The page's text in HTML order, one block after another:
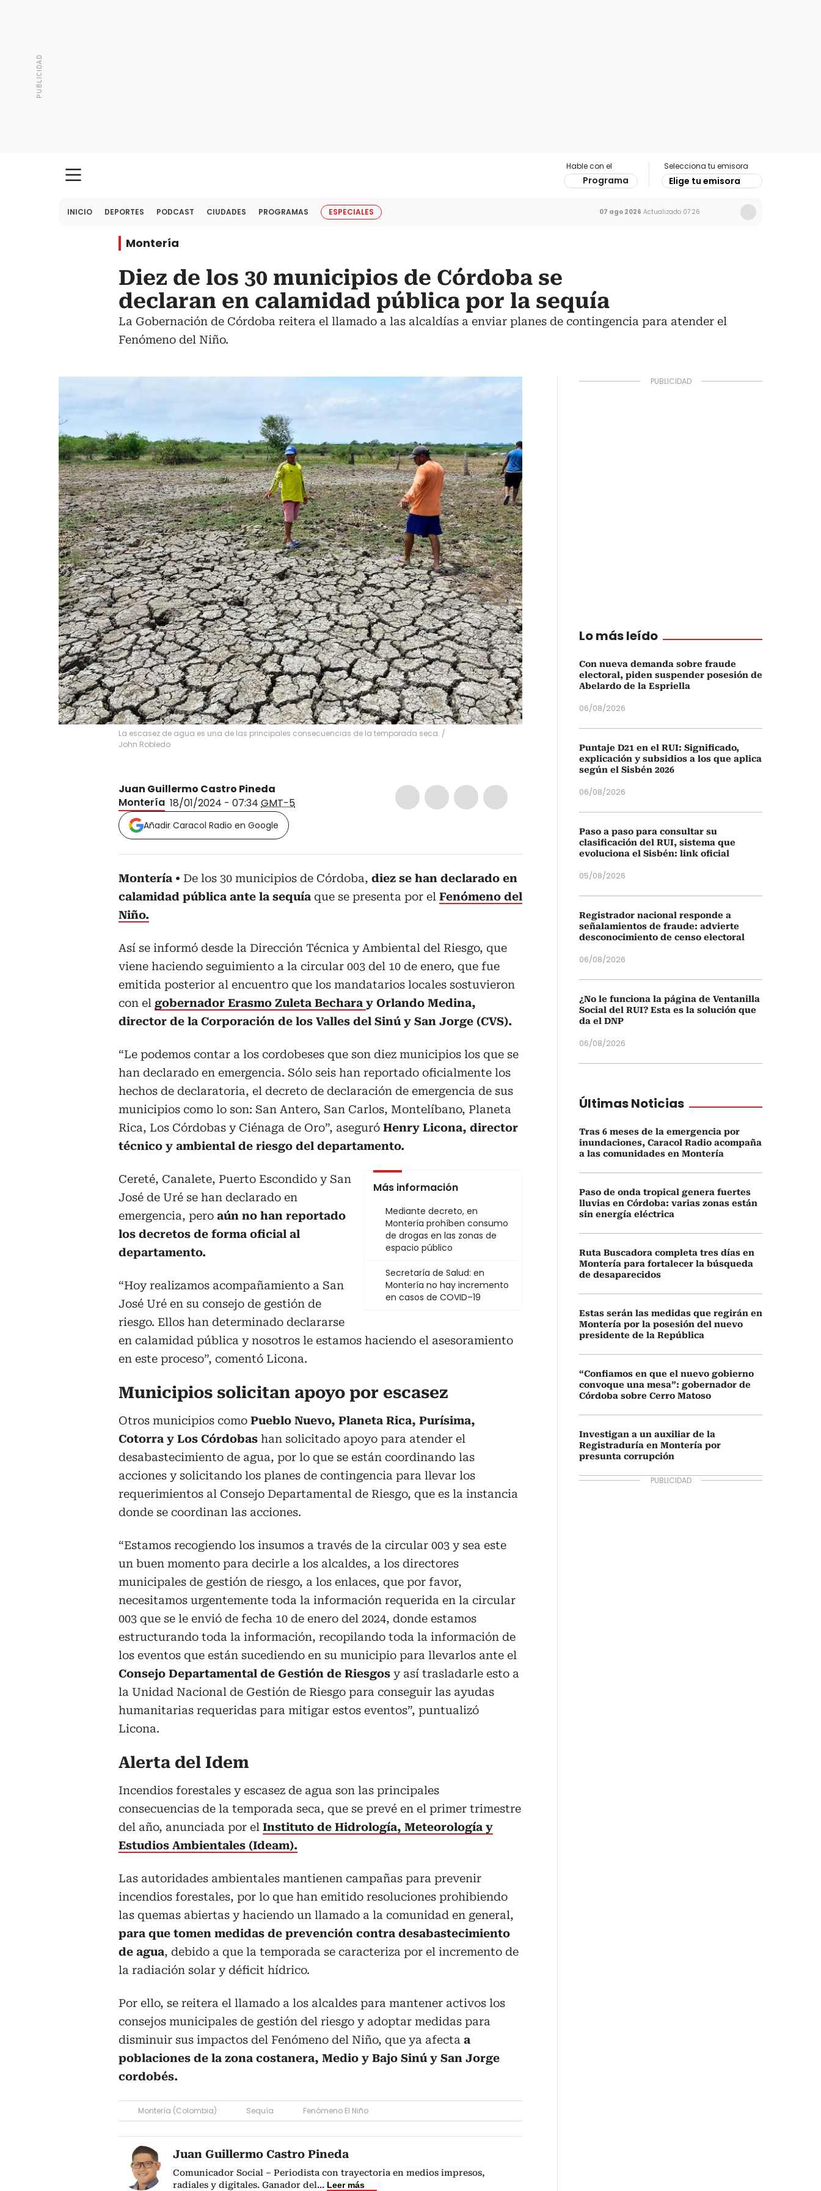
Hable con el
Programa
Selecciona tu emisora
Elige tu emisora
INICIO DEPORTES PODCAST CIUDADES PROGRAMAS ESPECIALES 07 ago 2026 Actualizado 07:26
Montería
Diez de los 30 municipios de Córdoba se
declaran en calamidad pública por la sequía
La Gobernación de Córdoba reitera el llamado a las alcaldías a enviar planes de contingencia para atender el
Fenómeno del Niño.
La escasez de agua es una de las principales consecuencias de la temporada seca. /
John Robledo
Juan Guillermo Castro Pineda
Montería 18/01/2024 - 07:34 GMT-5
Añadir Caracol Radio en Google
Montería De los 30 municipios de Córdoba, diez se han declarado en
calamidad pública ante la sequía que se presenta por el Fenómeno del
Niño.
Así se informó desde la Dirección Técnica y Ambiental del Riesgo, que
viene haciendo seguimiento a la circular 003 del 10 de enero, que fue
emitida posterior al encuentro que los mandatarios locales sostuvieron
con el gobernador Erasmo Zuleta Bechara y Orlando Medina,
director de la Corporación de los Valles del Sinú y San Jorge (CVS).
“Le podemos contar a los cordobeses que son diez municipios los que se
han declarado en emergencia. Sólo seis han reportado oficialmente los
hechos de declaratoria, el decreto de declaración de emergencia de sus
municipios como lo son: San Antero, San Carlos, Montelíbano, Planeta
Rica, Los Córdobas y Ciénaga de Oro”, aseguró Henry Licona, director
técnico y ambiental de riesgo del departamento.
Más información
Mediante decreto, en
Montería prohíben consumo
de drogas en las zonas de
espacio público
Secretaría de Salud: en
Montería no hay incremento
en casos de COVID–19
Cereté, Canalete, Puerto Escondido y San
José de Uré se han declarado en
emergencia, pero aún no han reportado
los decretos de forma oficial al
departamento.
“Hoy realizamos acompañamiento a San
José Uré en su consejo de gestión de
riesgo. Ellos han determinado declararse
en calamidad pública y nosotros le estamos haciendo el asesoramiento
en este proceso”, comentó Licona.
Municipios solicitan apoyo por escasez
Otros municipios como Pueblo Nuevo, Planeta Rica, Purísima,
Cotorra y Los Córdobas han solicitado apoyo para atender el
desabastecimiento de agua, por lo que se están coordinando las
acciones y solicitando los planes de contingencia para llevar los
requerimientos al Consejo Departamental de Riesgo, que es la instancia
donde se coordinan las acciones.
“Estamos recogiendo los insumos a través de la circular 003 y sea este
un buen momento para decirle a los alcaldes, a los directores
municipales de gestión de riesgo, a los enlaces, que por favor,
necesitamos urgentemente toda la información requerida en la circular
003 que se le envió de fecha 10 de enero del 2024, donde estamos
estructurando toda la información, recopilando toda la información de
los eventos que están sucediendo en su municipio para llevarlos ante el
Consejo Departamental de Gestión de Riesgos y así trasladarle esto a
la Unidad Nacional de Gestión de Riesgo para conseguir las ayudas
humanitarias requeridas para mitigar estos eventos”, puntualizó
Licona.
Alerta del Idem
Incendios forestales y escasez de agua son las principales
consecuencias de la temporada seca, que se prevé en el primer trimestre
del año, anunciada por el Instituto de Hidrología, Meteorología y
Estudios Ambientales (Ideam).
Las autoridades ambientales mantienen campañas para prevenir
incendios forestales, por lo que han emitido resoluciones prohibiendo
las quemas abiertas y haciendo un llamado a la comunidad en general,
para que tomen medidas de prevención contra desabastecimiento
de agua, debido a que la temporada se caracteriza por el incremento de
la radiación solar y déficit hídrico.
Por ello, se reitera el llamado a los alcaldes para mantener activos los
consejos municipales de gestión del riesgo y adoptar medidas para
disminuir sus impactos del Fenómeno del Niño, que ya afecta a
poblaciones de la zona costanera, Medio y Bajo Sinú y San Jorge
cordobés.
Montería (Colombia) Sequía Fenómeno El Niño
Juan Guillermo Castro Pineda
Comunicador Social – Periodista con trayectoria en medios impresos,
radiales y digitales. Ganador del... Leer más
Lo más leído
Con nueva demanda sobre fraude
electoral, piden suspender posesión de
Abelardo de la Espriella
06/08/2026
Puntaje D21 en el RUI: Significado,
explicación y subsidios a los que aplica
según el Sisbén 2026
06/08/2026
Paso a paso para consultar su
clasificación del RUI, sistema que
evoluciona el Sisbén: link oficial
05/08/2026
Registrador nacional responde a
señalamientos de fraude: advierte
desconocimiento de censo electoral
06/08/2026
¿No le funciona la página de Ventanilla
Social del RUI? Esta es la solución que
da el DNP
06/08/2026
Últimas Noticias
Tras 6 meses de la emergencia por
inundaciones, Caracol Radio acompaña
a las comunidades en Montería
Paso de onda tropical genera fuertes
lluvias en Córdoba: varias zonas están
sin energía eléctrica
Ruta Buscadora completa tres días en
Montería para fortalecer la búsqueda
de desaparecidos
Estas serán las medidas que regirán en
Montería por la posesión del nuevo
presidente de la República
“Confiamos en que el nuevo gobierno
convoque una mesa”: gobernador de
Córdoba sobre Cerro Matoso
Investigan a un auxiliar de la
Registraduría en Montería por
presunta corrupción